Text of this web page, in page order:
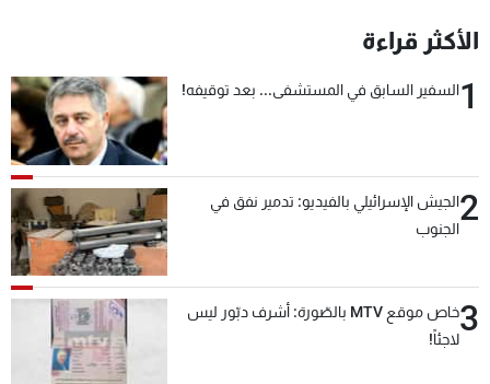
الأكثر قراءة
1السفير السابق في المستشفى... بعد توقيفه!
2الجيش الإسرائيلي بالفيديو: تدمير نفق في
الجنوب
3
خاص موقع MTV بالصّورة: أشرف دبّور ليس
لاجئاً!
شاهد البرامج
الترددات
شروط الإسـتخدام
سياسة الخصوصية